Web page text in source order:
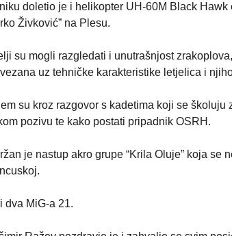
doletio je i helikopter UH-60M Black
Živković” na Plesu.
su mogli razgledati i unutrašnjost
uz tehničke karakteristike letjelica i
su kroz razgovor s kadetima koji se
pozivu te kako postati pripadnik OSRH.
je nastup akro grupe “Krila Oluje” koja se
dva MiG-a 21.